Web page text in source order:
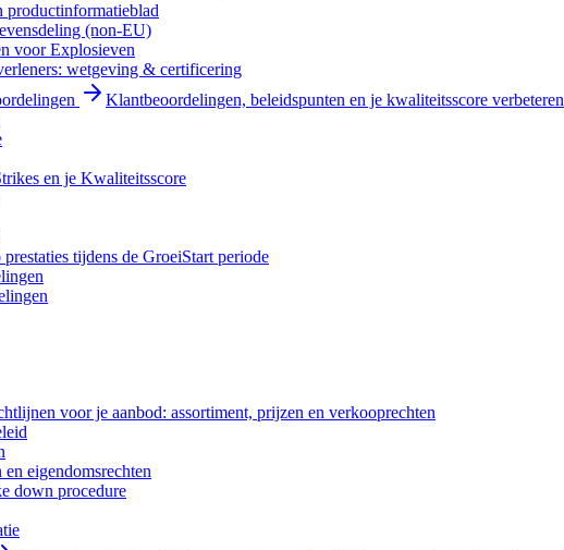
productinformatieblad
(non-EU)
voor Explosieven
wetgeving & certificering
Klantbeoordelingen, beleidspunten en je kwaliteitsscore verbeteren
en je Kwaliteitsscore
tijdens de GroeiStart periode
voor je aanbod: assortiment, prijzen en verkooprechten
eigendomsrechten
down procedure